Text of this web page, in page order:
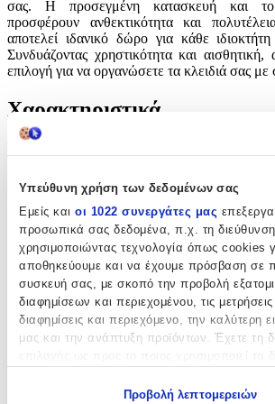
Υπεύθυνη χρήση των δεδομένων σας
Εμείς και οι 1022 συνεργάτες μας
προσωπικά σας δεδομένα, π.χ. τη
χρησιμοποιώντας τεχνολογία όπως cookies
αποθηκεύουμε και να έχουμε πρόσβαση σε
συσκευή σας, με σκοπό την προβολή
διαφημίσεων και περιεχομένου, τις
διαφημίσεις και περιεχόμενο, την καλύτερη
μας και την ανάπτυξη προϊόντων. Έχετε τη
Προβολή λεπτομερειών
σας. Η προσεγμένη κατασκευή και το
προσφέρουν ανθεκτικότητα και
αποτελεί ιδανικό δώρο για κάθε
Συνδυάζοντας χρηστικότητα και αισθητική,
επιλογή για να οργανώσετε τα κλειδιά σας με
Χαρακτηριστικά
Υλικό:
Δερμάτινο
με Led:
Όχι
Χειροποίητο